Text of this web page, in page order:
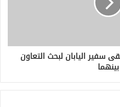
سفير اليابان لبحث التعاون
بينهما